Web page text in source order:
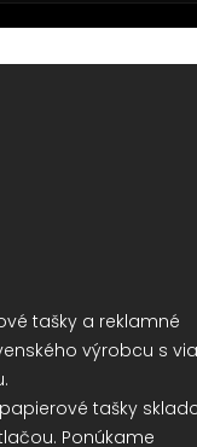
tašky a reklamné
výrobcu s
tašky
Ponúkame